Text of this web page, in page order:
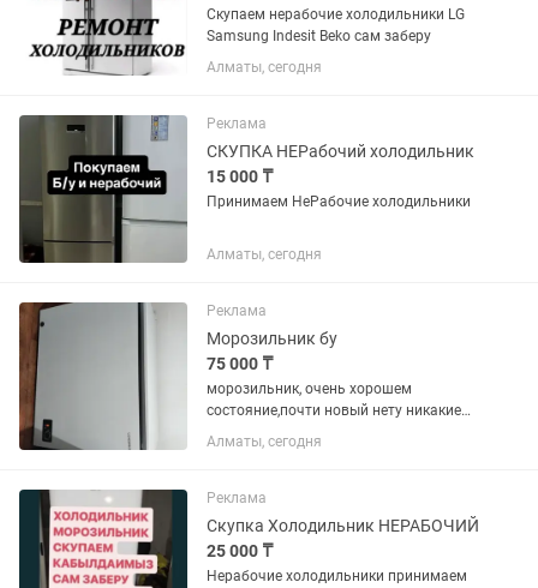
Скупаем нерабочие холодильники LG
Samsung Indesit Beko сам заберу
Алматы, сегодня
Реклама
СКУПКА НЕРабочий холодильник
15 000 ₸
Принимаем НеРабочие холодильники
Алматы, сегодня
Реклама
Морозильник бу
75 000 ₸
морозильник, очень хорошем
состояние,почти новый нету никакие
минусы.317 л
Алматы, сегодня
Реклама
Скупка Холодильник НЕРАБОЧИЙ
25 000 ₸
Нерабочие холодильники принимаем